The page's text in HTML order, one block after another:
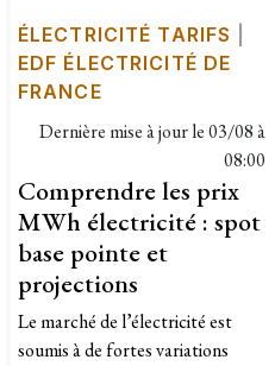
ÉLECTRICITÉ TARIFS
EDF ÉLECTRICITÉ DE
FRANCE
Dernière mise à jour le03/08 à
08:00
Comprendre les prix
MWh électricité : spot
base pointe et
projections
Le marché de l’électricité est
soumis à de fortes variations